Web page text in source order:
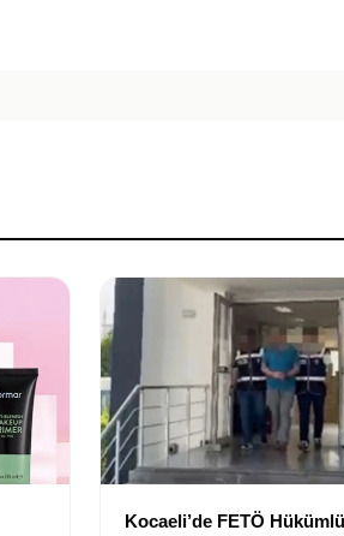
Kocaeli’de FETÖ